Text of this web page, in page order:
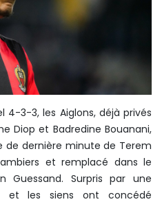
4-3-3, les Aiglons, déjà privés
Diop et Badredine Bouanani,
de dernière minute de Terem
et remplacé dans le
Guessand. Surpris par une
et les siens ont concédé